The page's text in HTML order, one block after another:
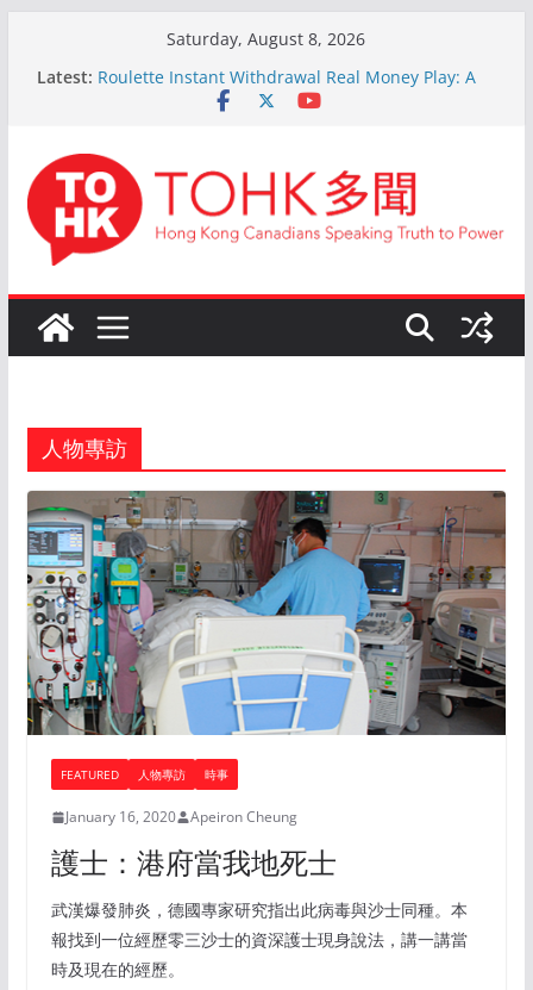
Saturday, August 8, 2026
Latest: Roulette Instant Withdrawal Real Money Play: A
Comprehensive Guide
Taktiikat Voittamiseen
En ligne Roulette astuces: Conseils d’un expert
après 15 ans d’expérience
Live Roulette avec Crypto: Le Guide Complet pour
les Joueurs Expérimentés
人物專訪
FEATURED 人物專訪 時事
January 16, 2020 Apeiron Cheung
護士：港府當我地死士
武漢爆發肺炎，德國專家研究指出此病毒與沙士同種。本
報找到一位經歷零三沙士的資深護士現身說法，講一講當
時及現在的經歷。